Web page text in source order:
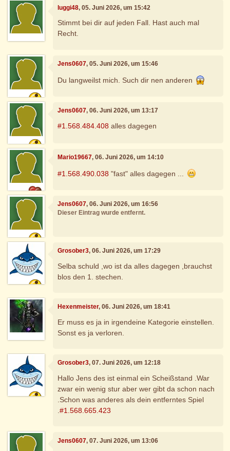
luggi48, 05. Juni 2026, um 15:42
Stimmt bei dir auf jeden Fall. Hast auch mal
Recht.
Jens0607, 05. Juni 2026, um 15:46
Du langweilst mich. Such dir nen anderen
Jens0607, 06. Juni 2026, um 13:17
#1.568.484.408 alles dagegen
Mario19667, 06. Juni 2026, um 14:10
#1.568.490.038 "fast" alles dagegen ...
Jens0607, 06. Juni 2026, um 16:56
Dieser Eintrag wurde entfernt.
Grosober3, 06. Juni 2026, um 17:29
Selba schuld ,wo ist da alles dagegen ,brauchst
blos den 1. stechen.
Hexenmeister, 06. Juni 2026, um 18:41
Er muss es ja in irgendeine Kategorie einstellen.
Sonst es ja verloren.
Grosober3, 07. Juni 2026, um 12:18
Hallo Jens des ist einmal ein Scheißstand .War
zwar ein wenig stur aber wer gibt da schon nach
.Schon was anderes als dein entferntes Spiel
.#1.568.665.423
Jens0607, 07. Juni 2026, um 13:06